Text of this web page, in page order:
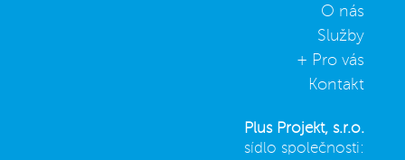
O nás
Služby
+ Pro vás
Kontakt
Plus Projekt, s.r.o.
sídlo společnosti: